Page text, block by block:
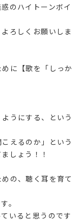
のハイトーンボイ
ろしくお願いしま
に【歌を「しっか
うにする、という
えるのか」という
しょう！！
の、聴く耳を育て
。
いると思うのです